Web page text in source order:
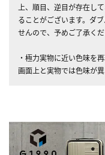
上、順目、逆目が存在し
ることがございます。ダ
せんので、予めご了承くだ
・極力実物に近い色味を
画面上と実物では色味が